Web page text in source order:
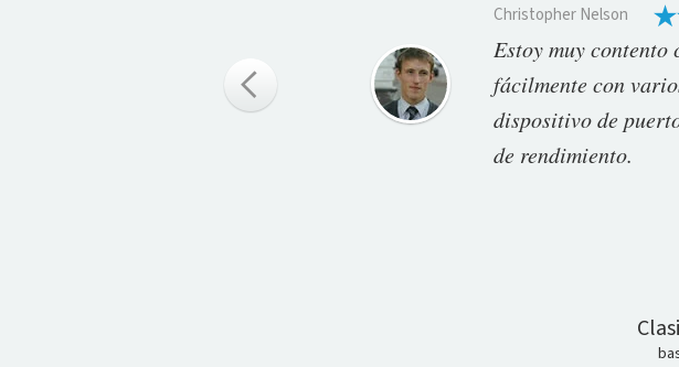
Christopher Nelson
Estoy muy
fácilmente con
dispositivo de
de rendimiento.